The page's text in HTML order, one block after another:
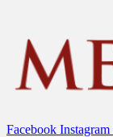
Facebook Instagram